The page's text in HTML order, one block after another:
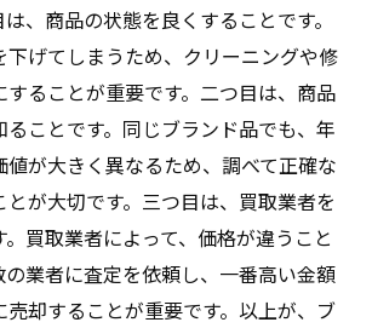
、商品の状態を良くすることです。
下げてしまうため、クリーニングや修
ることが重要です。二つ目は、商品
ことです。同じブランド品でも、年
が大きく異なるため、調べて正確な
が大切です。三つ目は、買取業者を
買取業者によって、価格が違うこと
業者に査定を依頼し、一番高い金額
売却することが重要です。以上が、ブ